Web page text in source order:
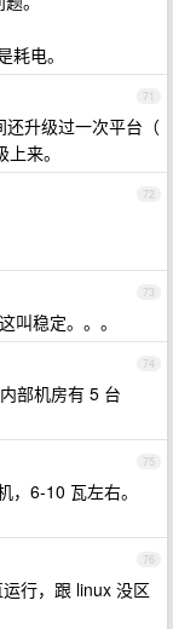
电。
71
升级过一次平台（
来。
72
73
叫稳定。。。
74
部机房有 5 台
75
6-10 瓦左右。
76
行，跟 linux 没区